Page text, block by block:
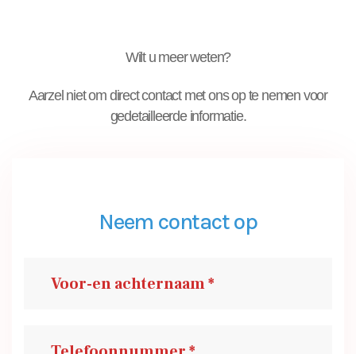
Wilt u meer weten?
Aarzel niet om direct contact met ons op te nemen voor
gedetailleerde informatie.
Neem contact op